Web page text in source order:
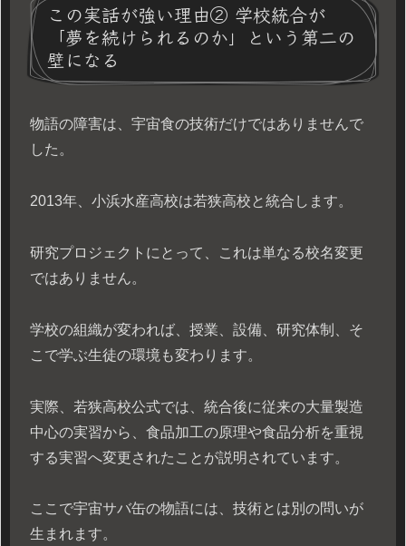
この実話が強い理由② 学校統合が
「夢を続けられるのか」という第二の
壁になる
物語の障害は、宇宙食の技術だけではありませんで
した。
2013年、小浜水産高校は若狭高校と統合します。
研究プロジェクトにとって、これは単なる校名変更
ではありません。
学校の組織が変われば、授業、設備、研究体制、そ
こで学ぶ生徒の環境も変わります。
実際、若狭高校公式では、統合後に従来の大量製造
中心の実習から、食品加工の原理や食品分析を重視
する実習へ変更されたことが説明されています。
ここで宇宙サバ缶の物語には、技術とは別の問いが
生まれます。